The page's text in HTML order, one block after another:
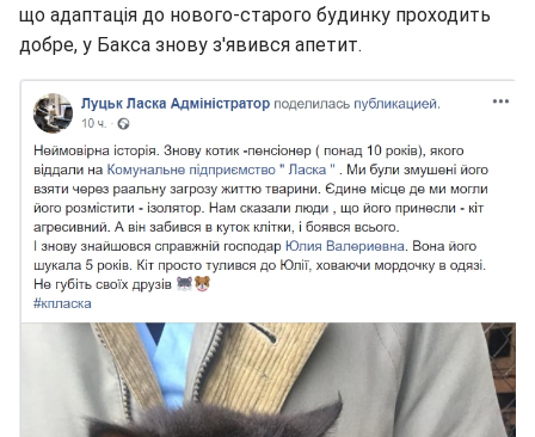
що адаптація до нового-старого будинку проходить
добре, у Бакса знову з'явився апетит.